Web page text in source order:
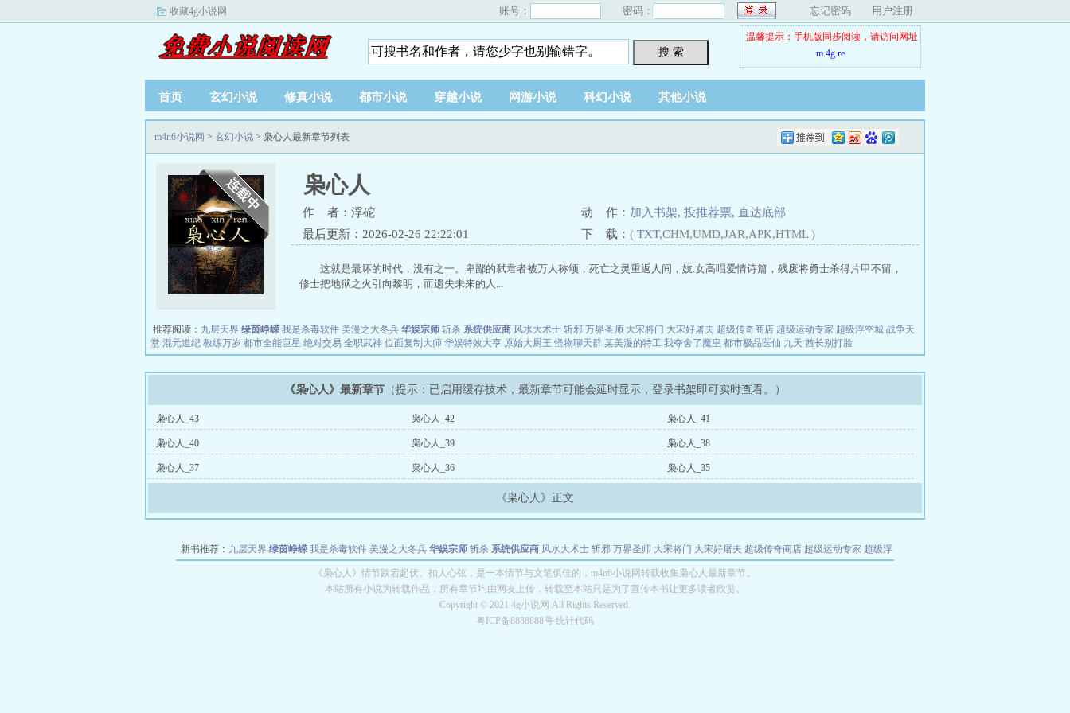
收藏4g小说网 账号： 密码： 忘记密码 用户注册
搜 索
温馨提示：手机版同步阅读，请访问网址
m.4g.re
首页 玄幻小说 修真小说 都市小说 穿越小说 网游小说 科幻小说 其他小说
m4n6小说网 > 玄幻小说 > 枭心人最新章节列表
枭心人
作 者：浮砣 动 作： 加入书架, 投推荐票, 直达底部
最后更新：2026-02-26 22:22:01
下 载： ( TXT,CHM,UMD,JAR,APK,HTML )
这就是最坏的时代，没有之一。卑鄙的弑君者被万人称颂，死亡之灵重返人间，妓.女高唱爱情诗篇，残废将勇士杀得片甲不留，
修士把地狱之火引向黎明，而遗失未来的人...
推荐阅读： 九层天界 绿茵峥嵘 我是杀毒软件 美漫之大冬兵 华娱宗师 斩杀 系统供应商 风水大术士 斩邪 万界圣师 大宋将门 大宋好屠夫 超级传奇商店 超级运动专家 超级浮空城 战争天
堂 混元道纪 教练万岁 都市全能巨星 绝对交易 全职武神 位面复制大师 华娱特效大亨 原始大厨王 怪物聊天群 某美漫的特工 我夺舍了魔皇 都市极品医仙 九天 酋长别打脸
《枭心人》最新章节 （提示：已启用缓存技术，最新章节可能会延时显示，登录书架即可实时查看。）
枭心人_43 枭心人_42 枭心人_41
枭心人_40 枭心人_39 枭心人_38
枭心人_37 枭心人_36 枭心人_35
《枭心人》正文
新书推荐： 九层天界 绿茵峥嵘 我是杀毒软件 美漫之大冬兵 华娱宗师 斩杀 系统供应商 风水大术士 斩邪 万界圣师 大宋将门 大宋好屠夫 超级传奇商店 超级运动专家 超级浮
都市全能巨星 绝对交易 全职武神 位面复制大师 华娱特效大亨 原始大厨王 怪物聊天群 某美漫的特工 我夺舍了魔皇
长别打脸
《枭心人》情节跌宕起伏、扣人心弦，是一本情节与文笔俱佳的，m4n6小说网转载收集枭心人最新章节。
本站所有小说为转载作品，所有章节均由网友上传，转载至本站只是为了宣传本书让更多读者欣赏。
Copyright © 2021 4g小说网 All Rights Reserved.
粤ICP备8888888号 统计代码